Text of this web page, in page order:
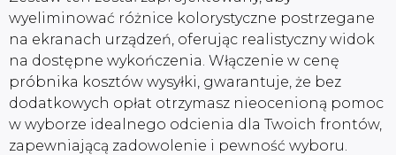
wyeliminować różnice kolorystyczne postrzegane
na ekranach urządzeń, oferując realistyczny widok
na dostępne wykończenia. Włączenie w cenę
próbnika kosztów wysyłki, gwarantuje, że bez
dodatkowych opłat otrzymasz nieocenioną pomoc
w wyborze idealnego odcienia dla Twoich frontów,
zapewniającą zadowolenie i pewność wyboru.